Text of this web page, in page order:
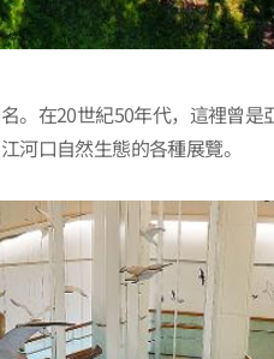
在20世紀50年代，這裡曾是
河口自然生態的各種展覽。